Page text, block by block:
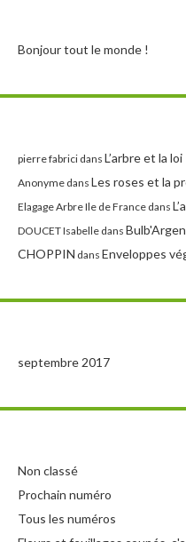
Bonjour tout le monde !
pierre fabrici dans L’arbre et la loi
Anonyme dans Les roses et la
Elagage Arbre Ile de France dans
DOUCET Isabelle dans
CHOPPIN dans Enveloppes
septembre 2017
Non classé
Prochain numéro
Tous les numéros